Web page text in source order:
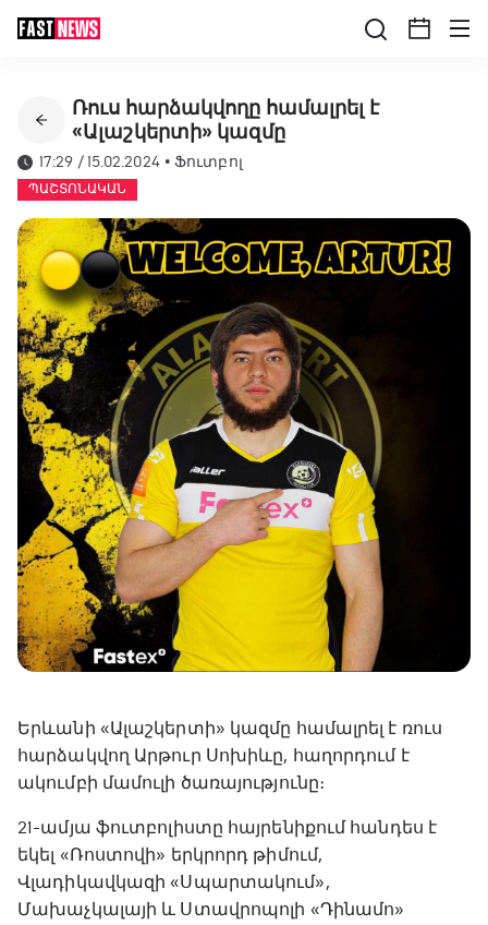
Ռուս հարձակվողը համալրել է
«Ալաշկերտի» կազմը
17:29 / 15.02.2024 •Ֆուտբոլ
ՊԱՇՏՈՆԱԿԱՆ
Երևանի «Ալաշկերտի» կազմը համալրել է ռուս
հարձակվող Արթուր Սոխիևը, հաղորդում է
ակումբի մամուլի ծառայությունը։
21-ամյա ֆուտբոլիստը հայրենիքում հանդես է
եկել «Ռոստովի» երկրորդ թիմում,
Վլադիկավկազի «Սպարտակում»,
Մախաչկալայի և Ստավրոպոլի «Դինամո»